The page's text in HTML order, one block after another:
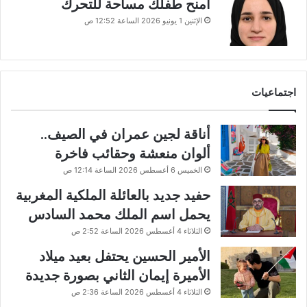
امنح طفلك مساحة للتحرك
الإثنين 1 يونيو 2026 الساعة 12:52 ص
اجتماعيات
أناقة لجين عمران في الصيف..
ألوان منعشة وحقائب فاخرة
الخميس 6 أغسطس 2026 الساعة 12:14 ص
حفيد جديد بالعائلة الملكية المغربية
يحمل اسم الملك محمد السادس
الثلاثاء 4 أغسطس 2026 الساعة 2:52 ص
الأمير الحسين يحتفل بعيد ميلاد
الأميرة إيمان الثاني بصورة جديدة
الثلاثاء 4 أغسطس 2026 الساعة 2:36 ص